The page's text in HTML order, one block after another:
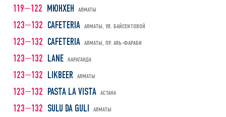
119—122 МЮНХЕН АЛМАТЫ
123—132 CAFETERIA АЛМАТЫ, УЛ. БАЙСЕИТОВОЙ
123—132 CAFETERIA АЛМАТЫ, ПР. АЛЬ-ФАРАБИ
123—132 LANE КАРАГАНДА
123—132 LIKBEER АЛМАТЫ
123—132 PASTA LA VISTA АСТАНА
123—132 SULU DA GULI АЛМАТЫ